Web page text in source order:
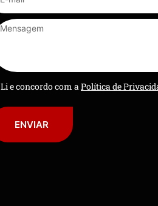
Li e concordo com aPolítica de
ENVIAR